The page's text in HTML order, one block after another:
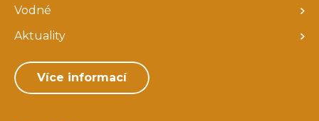
Vodné
Aktuality
Více informací